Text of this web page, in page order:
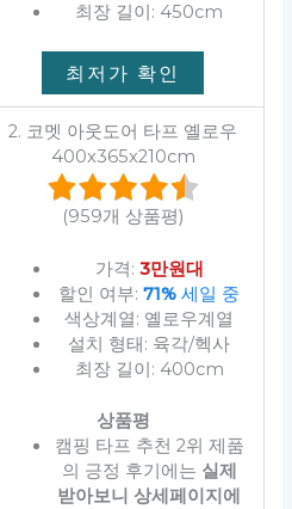
최장 길이: 450cm
최저가 확인
2. 코멧 아웃도어 타프 옐로우
400x365x210cm
(959개 상품평)
가격: 3만원대
할인 여부:71% 세일 중
색상계열: 옐로우계열
설치 형태: 육각/헥사
최장 길이: 400cm
상품평
캠핑 타프 추천 2위 제품
의 긍정 후기에는 실제
받아보니 상세페이지에